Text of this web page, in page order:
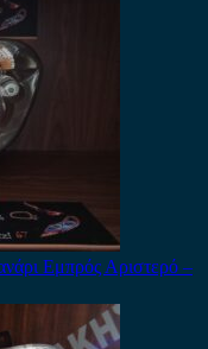
Εμπρός Αριστερό –